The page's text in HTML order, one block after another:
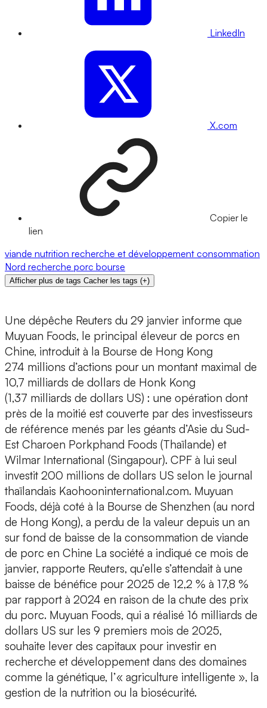
LinkedIn
X.com
Copier le
lien
viande nutrition recherche et développement consommation
Nord recherche porc bourse
Afficher plus de tags Cacher les tags (+)
Une dépêche Reuters du 29 janvier informe que
Muyuan Foods, le principal éleveur de porcs en
Chine, introduit à la Bourse de Hong Kong
274 millions d’actions pour un montant maximal de
10,7 milliards de dollars de Honk Kong
(1,37 milliards de dollars US) : une opération dont
près de la moitié est couverte par des investisseurs
de référence menés par les géants d’Asie du Sud-
Est Charoen Porkphand Foods (Thaïlande) et
Wilmar International (Singapour). CPF à lui seul
investit 200 millions de dollars US selon le journal
thaïlandais Kaohooninternational.com. Muyuan
Foods, déjà coté à la Bourse de Shenzhen (au nord
de Hong Kong), a perdu de la valeur depuis un an
sur fond de baisse de la consommation de viande
de porc en Chine La société a indiqué ce mois de
janvier, rapporte Reuters, qu’elle s’attendait à une
baisse de bénéfice pour 2025 de 12,2 % à 17,8 %
par rapport à 2024 en raison de la chute des prix
du porc. Muyuan Foods, qui a réalisé 16 milliards de
dollars US sur les 9 premiers mois de 2025,
souhaite lever des capitaux pour investir en
recherche et développement dans des domaines
comme la génétique, l’« agriculture intelligente », la
gestion de la nutrition ou la biosécurité.